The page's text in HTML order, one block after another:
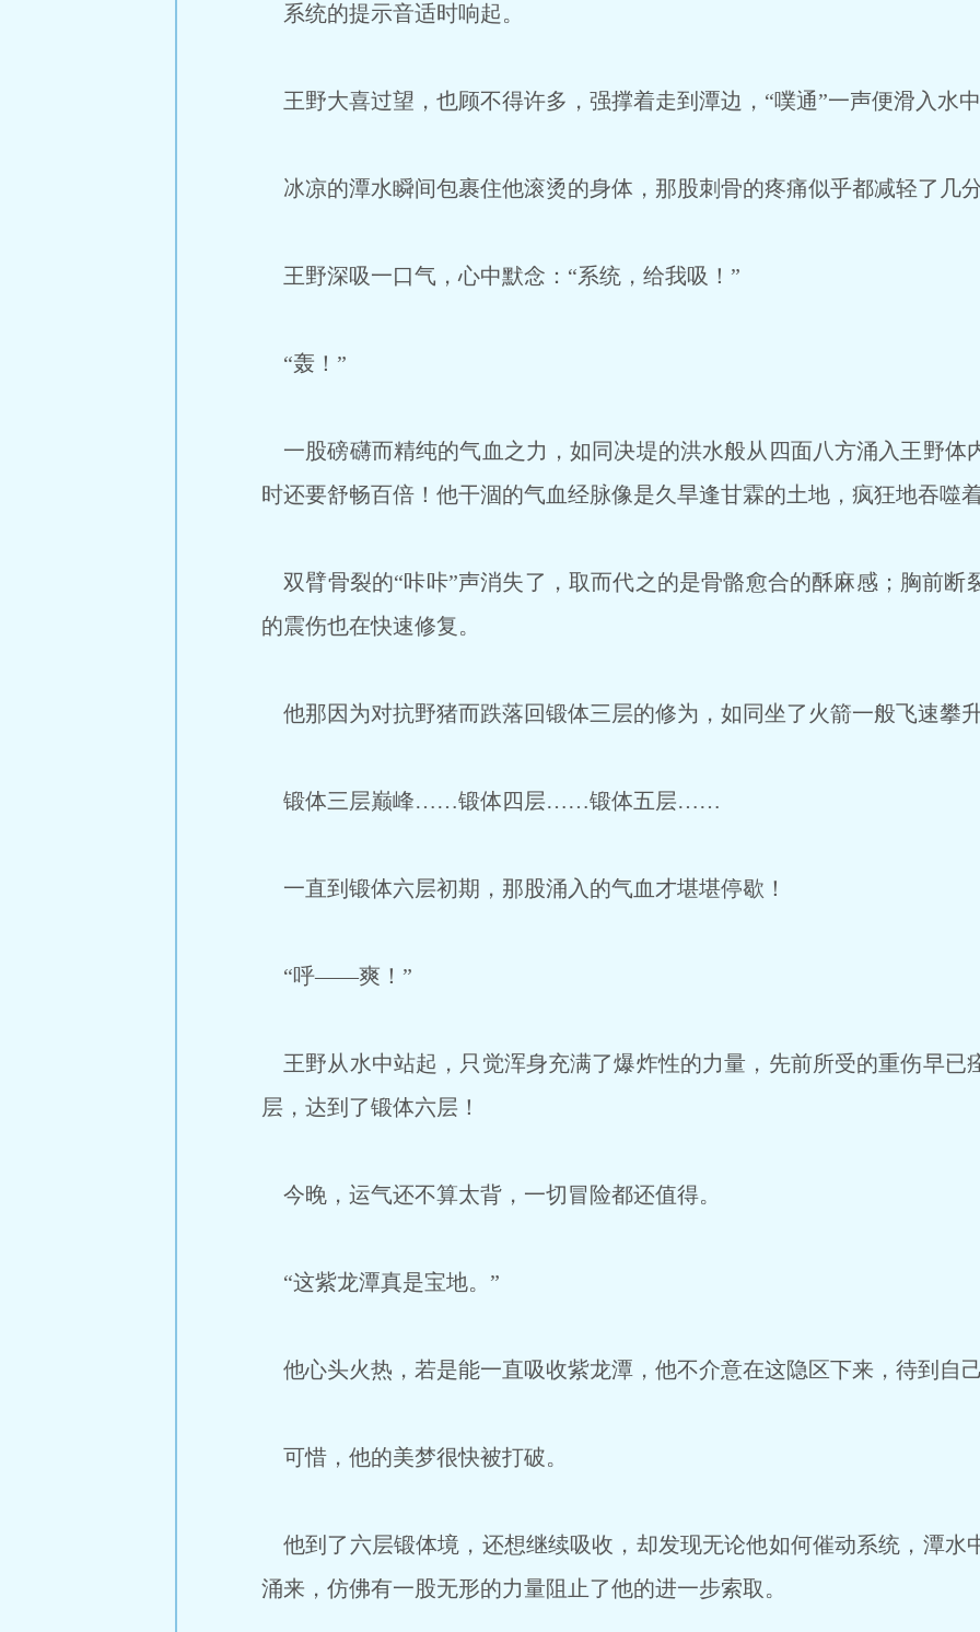
系统的提示音适时响起。
王野大喜过望，也顾不得许多，强撑着走到潭边，“噗通”一声便滑入水
冰凉的潭水瞬间包裹住他滚烫的身体，那股刺骨的疼痛似乎都减轻了几
王野深吸一口气，心中默念：“系统，给我吸！”
“轰！”
一股磅礴而精纯的气血之力，如同决堤的洪水般从四面八方涌入王野体
时还要舒畅百倍！他干涸的气血经脉像是久旱逢甘霖的土地，疯狂地吞噬
双臂骨裂的“咔咔”声消失了，取而代之的是骨骼愈合的酥麻感；胸前断
的震伤也在快速修复。
他那因为对抗野猪而跌落回锻体三层的修为，如同坐了火箭一般飞速攀
锻体三层巅峰……锻体四层……锻体五层……
一直到锻体六层初期，那股涌入的气血才堪堪停歇！
“呼——爽！”
王野从水中站起，只觉浑身充满了爆炸性的力量，先前所受的重伤早已
层，达到了锻体六层！
今晚，运气还不算太背，一切冒险都还值得。
“这紫龙潭真是宝地。”
他心头火热，若是能一直吸收紫龙潭，他不介意在这隐区下来，待到自
可惜，他的美梦很快被打破。
他到了六层锻体境，还想继续吸收，却发现无论他如何催动系统，潭水
涌来，仿佛有一股无形的力量阻止了他的进一步索取。